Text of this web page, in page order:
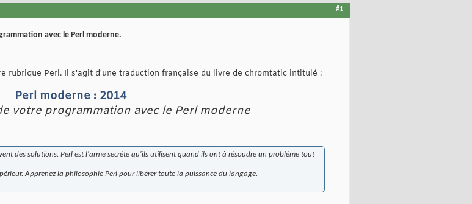
#1
avec le Perl moderne.
rubrique Perl. Il s'agit d'une traduction française du livre de chromtatic intitulé :
Perl moderne : 2014
votre programmation avec le Perl moderne
des solutions. Perl est l'arme secrète qu'ils utilisent quand ils ont à résoudre un problème tout
Apprenez la philosophie Perl pour libérer toute la puissance du langage.